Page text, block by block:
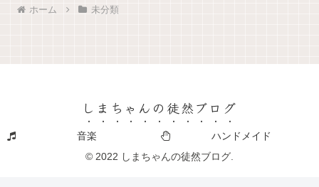
ホーム 未分類
しまちゃんの徒然ブログ
音楽 ハンドメイド
© 2022 しまちゃんの徒然ブログ.